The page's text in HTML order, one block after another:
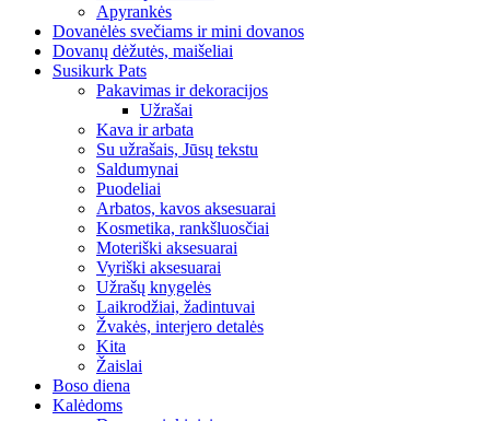
Apyrankės
Dovanėlės svečiams ir mini dovanos
Dovanų dėžutės, maišeliai
Susikurk Pats
Pakavimas ir dekoracijos
Užrašai
Kava ir arbata
Su užrašais, Jūsų tekstu
Saldumynai
Puodeliai
Arbatos, kavos aksesuarai
Kosmetika, rankšluosčiai
Moteriški aksesuarai
Vyriški aksesuarai
Užrašų knygelės
Laikrodžiai, žadintuvai
Žvakės, interjero detalės
Kita
Žaislai
Boso diena
Kalėdoms